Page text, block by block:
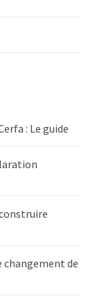
: Le guide
changement de